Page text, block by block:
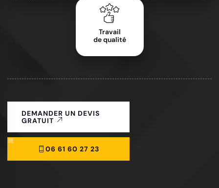
Travail
de qualité
DEMANDER UN DEVIS
GRATUIT
06 61 60 27 23